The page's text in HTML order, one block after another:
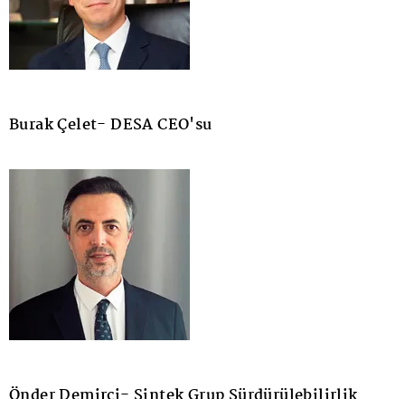
Burak Çelet- DESA CEO'su